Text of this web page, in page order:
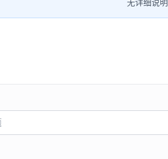
无详细说明